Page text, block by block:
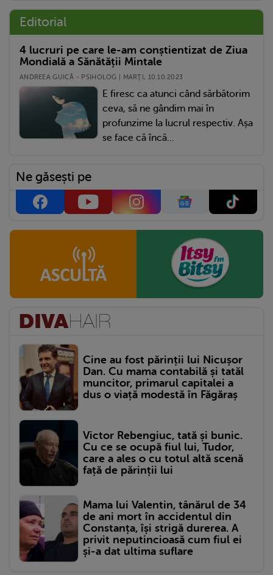
Editorial
4 lucruri pe care le-am conștientizat de Ziua
Mondială a Sănătății Mintale
ANDREEA GUICĂ - PSIHOLOG | MARŢI, 10.10.2023
E firesc ca atunci când sărbătorim
ceva, să ne gândim mai în
profunzime la lucrul respectiv. Așa
se face că încă...
Ne găsești pe
Cine au fost părinții lui Nicușor
Dan. Cu mama contabilă și tatăl
muncitor, primarul capitalei a
dus o viață modestă în Făgăraș
Victor Rebengiuc, tată și bunic.
Cu ce se ocupă fiul lui, Tudor,
care a ales o cu totul altă scenă
față de părinții lui
Mama lui Valentin, tânărul de 34
de ani mort în accidentul din
Constanța, își strigă durerea. A
privit neputincioasă cum fiul ei
și-a dat ultima suflare